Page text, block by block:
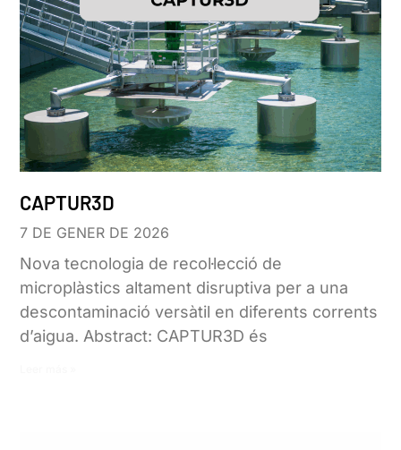
CAPTUR3D
7 DE GENER DE 2026
Nova tecnologia de recol·lecció de
microplàstics altament disruptiva per a una
descontaminació versàtil en diferents corrents
d’aigua. Abstract: CAPTUR3D és